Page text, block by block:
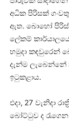
අධික පිරිසක්
ඇත. බොහෝ පිරිස්
ලේකම්
හමුදා කඳවුරෙන්
දැන්ම
ඉටුකළාය.
එදා, 27 වැනිදා
බෝට්ටුව ද